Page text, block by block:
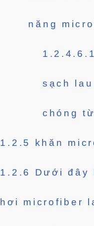
năng
sạch
chóng
1.2.5 khăn
1.2.6 Dưới đây
hơi microfiber